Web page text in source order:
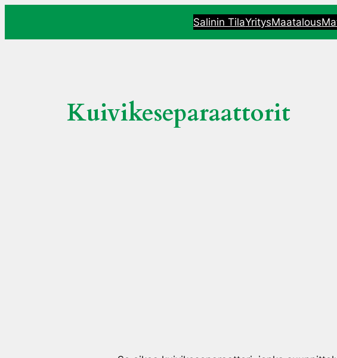
Salinin TilaYritysMaatalous
Kuivikeseparaattorit